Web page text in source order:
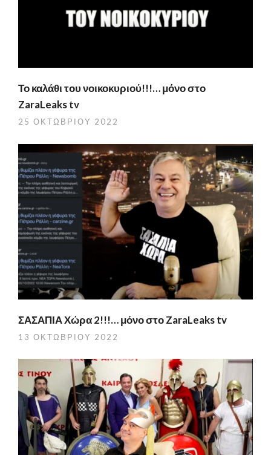
Το καλάθι του νοικοκυριού!!!… μόνο στο
ZaraLeaks tv
25 ΟΚΤΩΒΡΊΟΥ 2022
ΣΑΣΑΠΙΑ Χώρα 2!!!… μόνο στο ZaraLeaks tv
13 ΟΚΤΩΒΡΊΟΥ 2022